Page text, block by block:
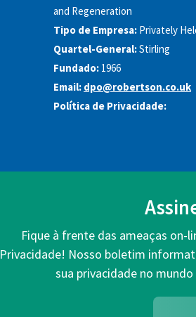
and Regeneration
Tipo de Empresa: Privately
Quartel-General:Stirling
Fundado: 1966
Email: dpo@robertson.co.uk
Política de Privacidade:
Fique à frente das ameaças on-
Privacidade! Nosso boletim
sua privacidade no